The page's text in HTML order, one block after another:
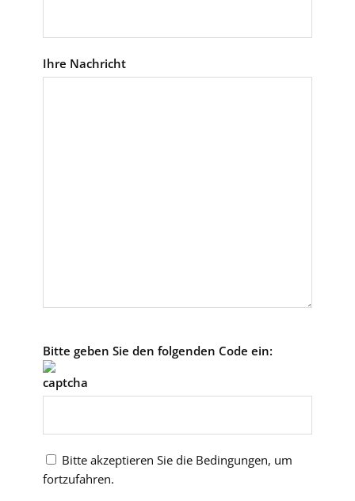
Ihre Nachricht
lasse
dieses
Feld
Bitte geben Sie den folgenden Code ein:
Bitte akzeptieren Sie die Bedingungen, um
fortzufahren.